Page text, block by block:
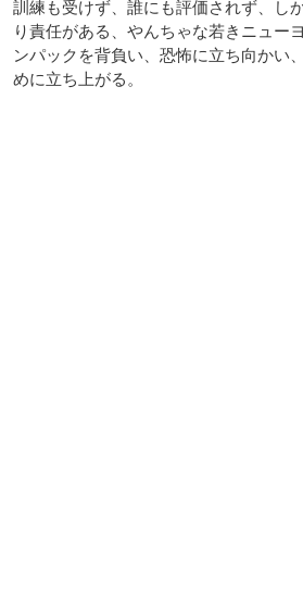
訓練も受けず、誰にも評価されず、し
り責任がある、やんちゃな若きニュー
ンパックを背負い、恐怖に立ち向かい
めに立ち上がる。